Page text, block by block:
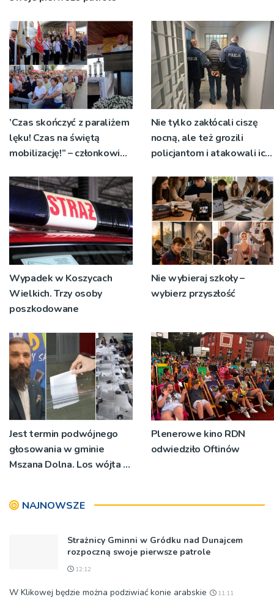
’Czas skończyć z paraliżem
lęku! Czas na świętą
mobilizację!” – członkowie
się w tuchowskim
sanktuarium
Nie tylko zakłócali ciszę
nocną, ale też grozili
policjantom i atakowali ich.
sprawie
Wypadek w Koszycach
Wielkich. Trzy osoby
poszkodowane
Nie wybieraj szkoły –
wybierz przyszłość
Jest termin podwójnego
głosowania w gminie
Mszana Dolna. Los wójta i
Plenerowe kino RDN
odwiedziło Oftinów
NAJNOWSZE
Strażnicy Gminni w Gródku nad Dunajcem
rozpoczną swoje pierwsze patrole
12:12
W Klikowej będzie można podziwiać konie arabskie 11:11